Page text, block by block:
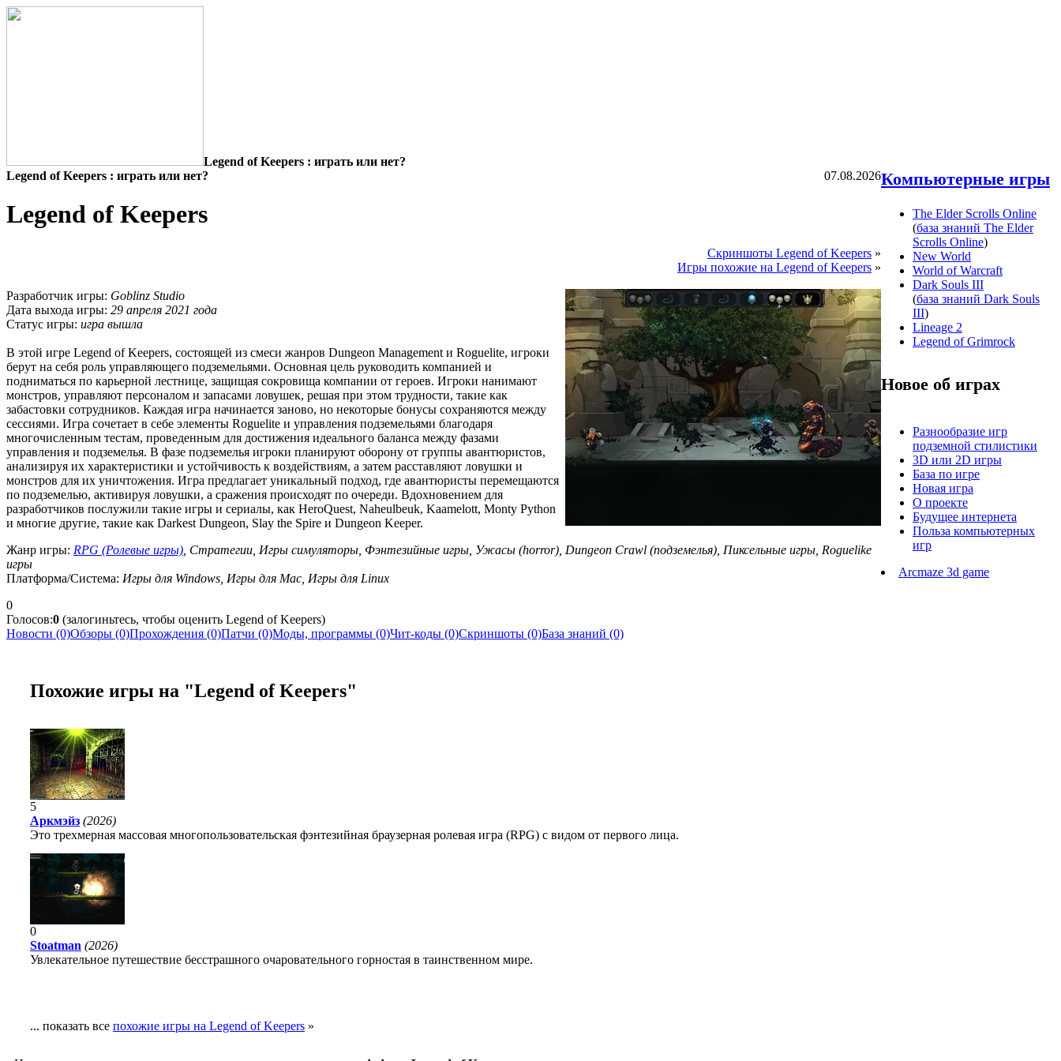
Legend of Keepers : играть или нет?
07.08.2026
Legend of Keepers : играть или нет?
Legend of Keepers
Скриншоты Legend of Keepers »
Игры похожие на Legend of Keepers »
Разработчик игры: Goblinz Studio
Дата выхода игры: 29 апреля 2021 года
Статус игры: игра вышла
В этой игре Legend of Keepers, состоящей из смеси жанров Dungeon Management и Roguelite, игроки
берут на себя роль управляющего подземельями. Основная цель руководить компанией и
подниматься по карьерной лестнице, защищая сокровища компании от героев. Игроки нанимают
монстров, управляют персоналом и запасами ловушек, решая при этом трудности, такие как
забастовки сотрудников. Каждая игра начинается заново, но некоторые бонусы сохраняются между
сессиями. Игра сочетает в себе элементы Roguelite и управления подземельями благодаря
многочисленным тестам, проведенным для достижения идеального баланса между фазами
управления и подземелья. В фазе подземелья игроки планируют оборону от группы авантюристов,
анализируя их характеристики и устойчивость к воздействиям, а затем расставляют ловушки и
монстров для их уничтожения. Игра предлагает уникальный подход, где авантюристы перемещаются
по подземелью, активируя ловушки, а сражения происходят по очереди. Вдохновением для
разработчиков послужили такие игры и сериалы, как HeroQuest, Naheulbeuk, Kaamelott, Monty Python
и многие другие, такие как Darkest Dungeon, Slay the Spire и Dungeon Keeper.
Жанр игры: RPG (Ролевые игры) , Стратегии, Игры симуляторы, Фэнтезийные игры, Ужасы (horror), Dungeon Crawl (подземелья), Пиксельные игры, Roguelike
игры
Платформа/Система: Игры для Windows, Игры для Mac, Игры для Linux
0
Голосов:0 (залогиньтесь, чтобы оценить Legend of Keepers)
Новости (0)Обзоры (0)Прохождения (0)Патчи (0)Моды, программы (0)Чит-коды (0)Скриншоты (0)База знаний (0)
Похожие игры на "Legend of Keepers"
5
Аркмэйз (2026)
Это трехмерная массовая многопользовательская фэнтезийная браузерная ролевая игра (RPG) с видом от первого лица.
0
Stoatman (2026)
Увлекательное путешествие бесстрашного очаровательного горностая в таинственном мире.
... показать все похожие игры на Legend of Keepers »
Компьютерные игры
The Elder Scrolls Online
(база знаний The Elder
Scrolls Online)
New World
World of Warcraft
Dark Souls III
(база знаний Dark Souls
III)
Lineage 2
Legend of Grimrock
Новое об играх
Разнообразие игр
подземной стилистики
3D или 2D игры
База по игре
Новая игра
О проекте
Будущее интернета
Польза компьютерных
игр
Arcmaze 3d game